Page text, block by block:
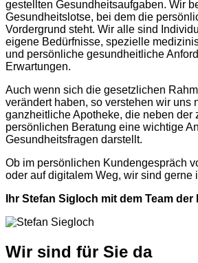
gestellten Gesundheitsaufgaben. Wir
Gesundheitslotse, bei dem die
Vordergrund steht. Wir alle sind
eigene Bedürfnisse, spezielle
und persönliche gesundheitliche
Erwartungen.
Auch wenn sich die gesetzlichen
verändert haben, so verstehen wir uns
ganzheitliche Apotheke, die neben der
persönlichen Beratung eine wichtige
Gesundheitsfragen darstellt.
Ob im persönlichen Kundengespräch
oder auf digitalem Weg, wir sind gerne
Ihr Stefan Sigloch mit dem Team
Wir sind für Sie da